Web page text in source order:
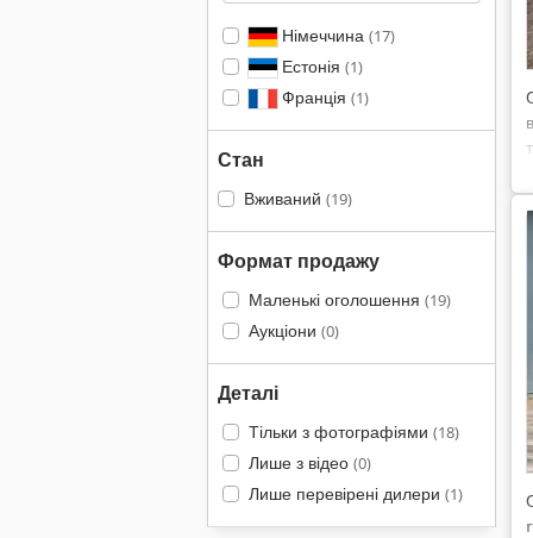
Німеччина (17)
Естонія (1)
Франція (1)
Стан
Вживаний (19)
Формат продажу
Маленькі оголошення (19)
Аукціони (0)
Деталі
Тільки з фотографіями (18)
Лише з відео (0)
Лише перевірені дилери (1)